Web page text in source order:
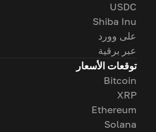
USDC
Shiba Inu
على وورد
عبر برقية
توقعات الأسعار
Bitcoin
XRP
Ethereum
Solana